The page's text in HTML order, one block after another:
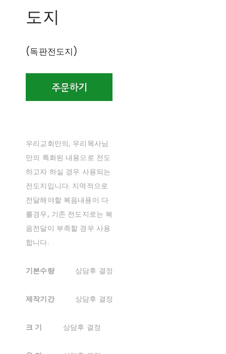
도지
(독판전도지)
우리교회만의, 우리목사님
만의 특화된 내용으로 전도
하고자 하실 경우 사용되는
전도지입니다. 지역적으로
전달해야할 복음내용이 다
를경우, 기존 전도지로는 복
음전달이 부족할 경우 사용
합니다.
기본수량 상담후 결정
제작기간 상담후 결정
크 기 상담후 결정